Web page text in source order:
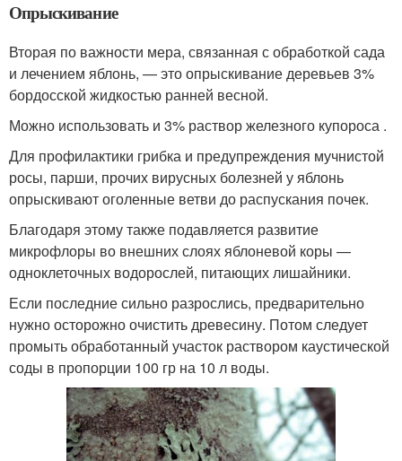
Опрыскивание
Вторая по важности мера, связанная с обработкой сада
и лечением яблонь, — это опрыскивание деревьев 3%
бордосской жидкостью ранней весной.
Можно использовать и 3% раствор железного купороса .
Для профилактики грибка и предупреждения мучнистой
росы, парши, прочих вирусных болезней у яблонь
опрыскивают оголенные ветви до распускания почек.
Благодаря этому также подавляется развитие
микрофлоры во внешних слоях яблоневой коры —
одноклеточных водорослей, питающих лишайники.
Если последние сильно разрослись, предварительно
нужно осторожно очистить древесину. Потом следует
промыть обработанный участок раствором каустической
соды в пропорции 100 гр на 10 л воды.